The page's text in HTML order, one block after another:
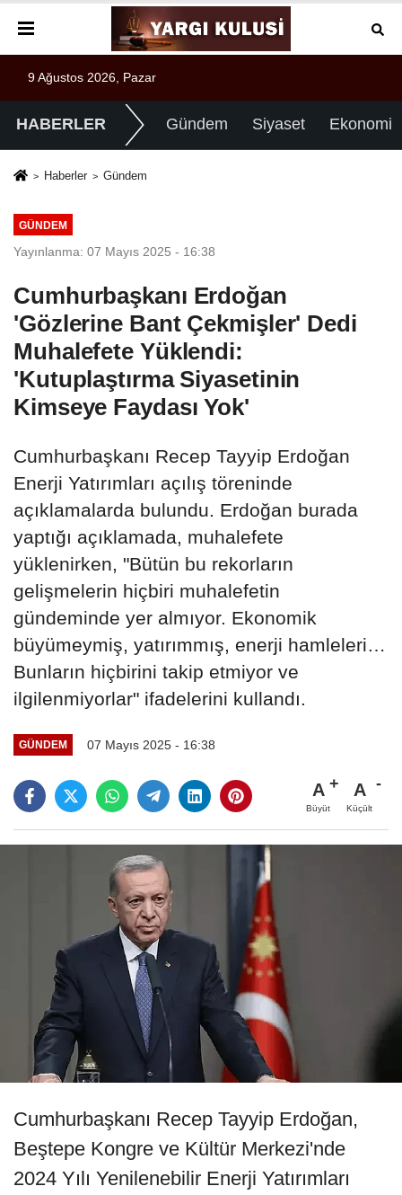
9 Ağustos 2026, Pazar
HABERLER Gündem Siyaset Ekonomi
Haberler Gündem
GÜNDEM
Yayınlanma: 07 Mayıs 2025 - 16:38
Cumhurbaşkanı Erdoğan
'Gözlerine Bant Çekmişler' Dedi
Muhalefete Yüklendi:
'Kutuplaştırma Siyasetinin
Kimseye Faydası Yok'
Cumhurbaşkanı Recep Tayyip Erdoğan
Enerji Yatırımları açılış töreninde
açıklamalarda bulundu. Erdoğan burada
yaptığı açıklamada, muhalefete
yüklenirken, "Bütün bu rekorların
gelişmelerin hiçbiri muhalefetin
gündeminde yer almıyor. Ekonomik
büyümeymiş, yatırımmış, enerji hamleleri…
Bunların hiçbirini takip etmiyor ve
ilgilenmiyorlar" ifadelerini kullandı.
GÜNDEM 07 Mayıs 2025 - 16:38
A
Büyüt
A
Küçült
Cumhurbaşkanı Recep Tayyip Erdoğan,
Beştepe Kongre ve Kültür Merkezi'nde
2024 Yılı Yenilenebilir Enerji Yatırımları